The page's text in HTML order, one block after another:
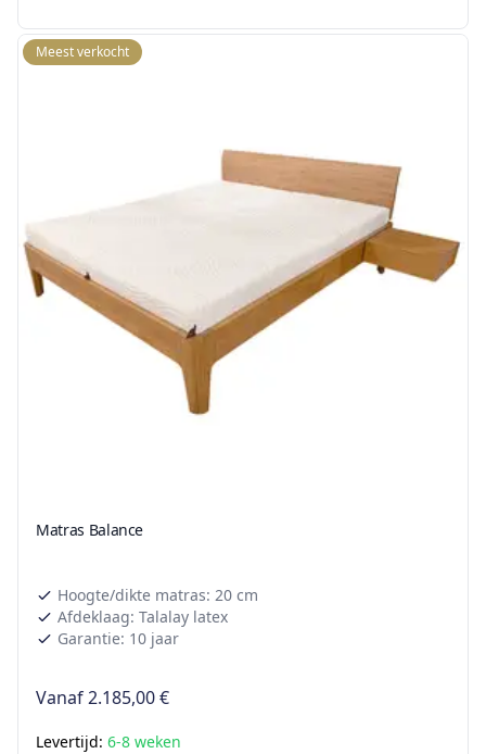
Meest verkocht
Matras Balance
Hoogte/dikte matras: 20 cm
Afdeklaag: Talalay latex
Garantie: 10 jaar
Vanaf2.185,00 €
Levertijd: 6-8 weken